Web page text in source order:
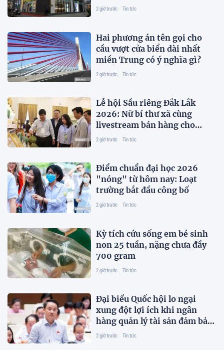
2 giờ trước Tin tức
Hai phương án tên gọi cho
cầu vượt cửa biển dài nhất
miền Trung có ý nghĩa gì?
2 giờ trước Tin tức
Lễ hội Sầu riêng Đắk Lắk
2026: Nữ bí thư xã cùng
livestream bán hàng cho
người dân, doanh nghiệp
2 giờ trước Tin tức
Điểm chuẩn đại học 2026
"nóng" từ hôm nay: Loạt
trường bắt đầu công bố
2 giờ trước Tin tức
Kỳ tích cứu sống em bé sinh
non 25 tuần, nặng chưa đầy
700 gram
2 giờ trước Tin tức
Đại biểu Quốc hội lo ngại
xung đột lợi ích khi ngân
hàng quản lý tài sản đảm bảo
trái phiếu
2 giờ trước Tin tức